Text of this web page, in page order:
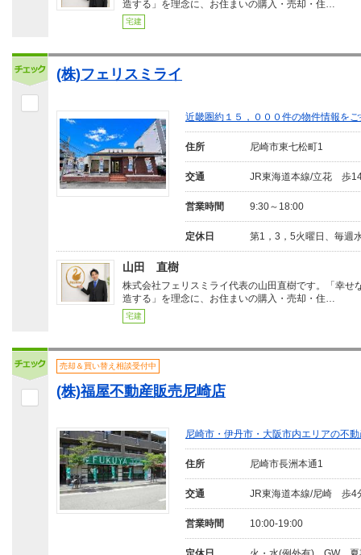
造する」を理念に、お住まいの購入・売却・住…
宅建
(株)フェリスミライ
近畿圏約１５，０００件の物件情報を
住所 尼崎市東七松町1
交通 JR東海道本線/立花 歩
営業時間 9:30～18:00
定休日 第1，3，5火曜日、毎週
山田 直樹
株式会社フェリスミライ代表の山田直樹です。「幸せ
造する」を理念に、お住まいの購入・売却・住…
宅建
売却＆買い替え相談受付中
(株)福屋不動産販売尼崎店
尼崎市・伊丹市・大阪市内エリアの不
住所 尼崎市長洲本通1
交通 JR東海道本線/尼崎 歩4
営業時間 10:00-19:00